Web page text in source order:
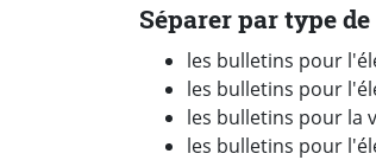
Séparer par type
les bulletins pour
les bulletins pour
les bulletins pour la
les bulletins pour